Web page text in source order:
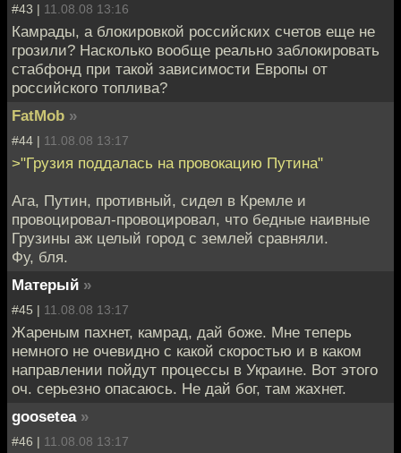
#43 | 11.08.08 13:16
Камрады, а блокировкой российских счетов еще не
грозили? Насколько вообще реально заблокировать
стабфонд при такой зависимости Европы от
российского топлива?
FatMob »
#44 | 11.08.08 13:17
>"Грузия поддалась на провокацию Путина"
Ага, Путин, противный, сидел в Кремле и
провоцировал-провоцировал, что бедные наивные
Грузины аж целый город с землей сравняли.
Фу, бля.
Матерый »
#45 | 11.08.08 13:17
Жареным пахнет, камрад, дай боже. Мне теперь
немного не очевидно с какой скоростью и в каком
направлении пойдут процессы в Украине. Вот этого
оч. серьезно опасаюсь. Не дай бог, там жахнет.
goosetea »
#46 | 11.08.08 13:17